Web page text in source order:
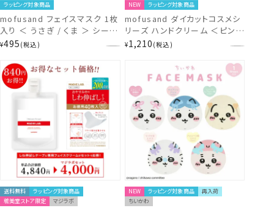
ラッピング対象商品
mofusand フェイスマスク 1枚
入り ＜ うさぎ / くま ＞ シート
マスク SHOBIDO 粧美堂 モフ
¥495 税込
NEW ラッピング対象商品
mofusand ダイカットコスメシ
リーズ ハンドクリーム ＜ピンク
/ イエロー / パープル＞ モフサ
¥1,210 税込
送料無料
ラッピング対象商品
粧美堂ストア限定
マジラボ
NEW ラッピング対象商品
再入荷
ちいかわ